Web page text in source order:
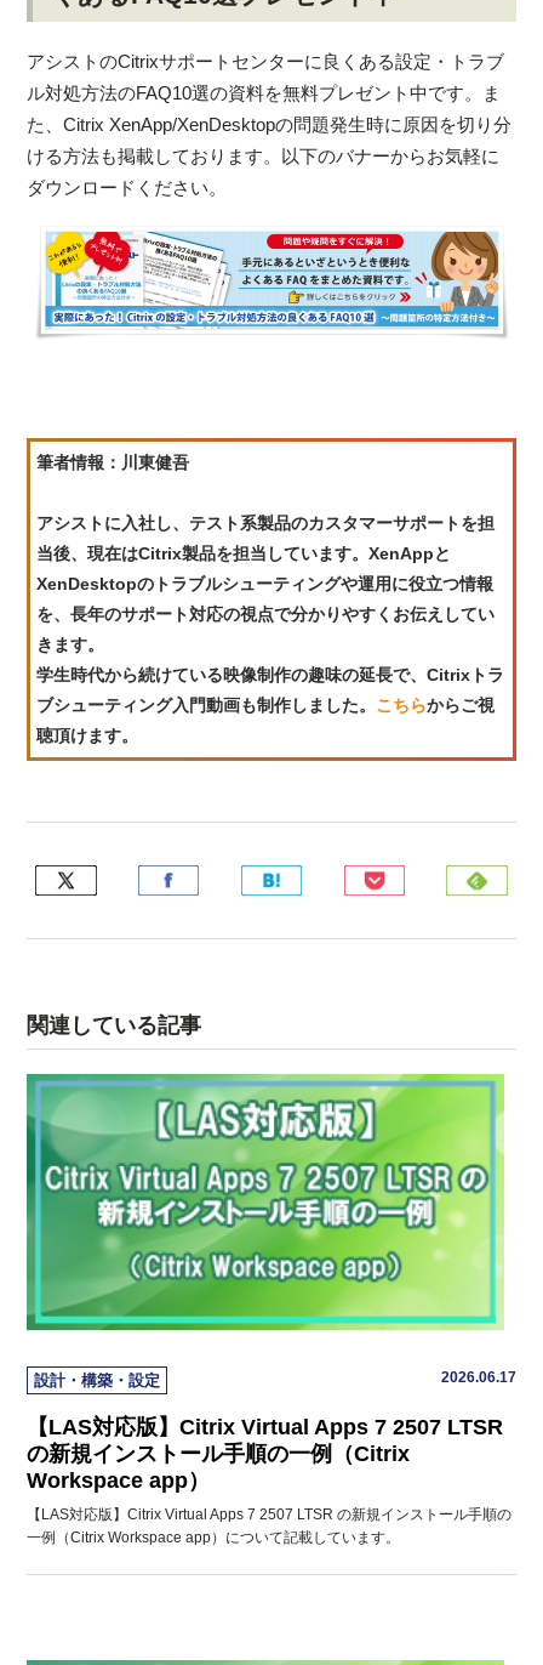
アシストのCitrixサポートセンターに良くある設定・トラブ
ル対処方法のFAQ10選の資料を無料プレゼント中です。ま
た、Citrix XenApp/XenDesktopの問題発生時に原因を切り分
ける方法も掲載しております。以下のバナーからお気軽に
ダウンロードください。
筆者情報：川東健吾
アシストに入社し、テスト系製品のカスタマーサポートを担
当後、現在はCitrix製品を担当しています。XenAppと
XenDesktopのトラブルシューティングや運用に役立つ情報
を、長年のサポート対応の視点で分かりやすくお伝えしてい
きます。
学生時代から続けている映像制作の趣味の延長で、Citrixトラ
ブシューティング入門動画も制作しました。 こちらからご視
聴頂けます。
関連している記事
設計・構築・設定 2026.06.17
【LAS対応版】Citrix Virtual Apps 7 2507 LTSR
の新規インストール手順の一例（Citrix
Workspace app）
【LAS対応版】Citrix Virtual Apps 7 2507 LTSR の新規インストール手順の
一例（Citrix Workspace app）について記載しています。